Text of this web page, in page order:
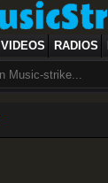
VIDEOS RADIOS